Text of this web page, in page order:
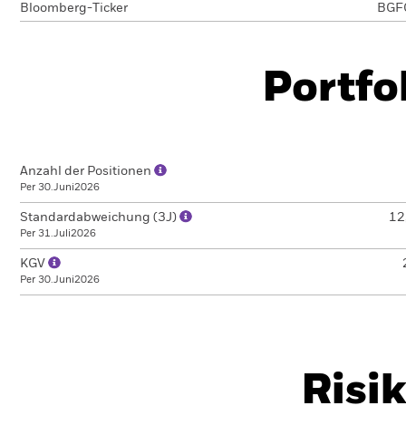
Bloomberg-Ticker
Anzahl der Positionen
Per 30.Juni2026
Standardabweichung (3J)
Per 31.Juli2026
KGV
Per 30.Juni2026